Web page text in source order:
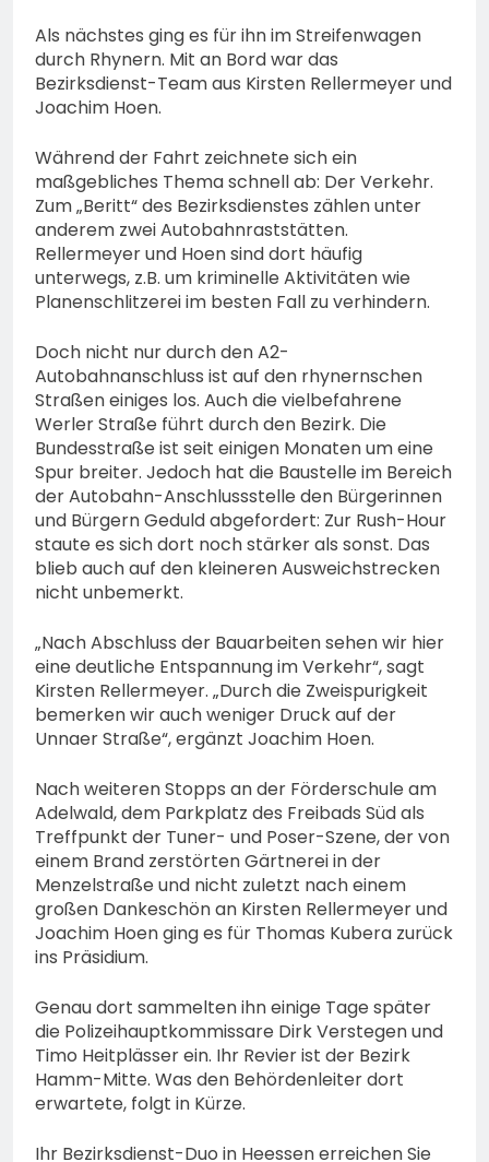
Als nächstes ging es für ihn im Streifenwagen
durch Rhynern. Mit an Bord war das
Bezirksdienst-Team aus Kirsten Rellermeyer und
Joachim Hoen.
Während der Fahrt zeichnete sich ein
maßgebliches Thema schnell ab: Der Verkehr.
Zum „Beritt“ des Bezirksdienstes zählen unter
anderem zwei Autobahnraststätten.
Rellermeyer und Hoen sind dort häufig
unterwegs, z.B. um kriminelle Aktivitäten wie
Planenschlitzerei im besten Fall zu verhindern.
Doch nicht nur durch den A2-
Autobahnanschluss ist auf den rhynernschen
Straßen einiges los. Auch die vielbefahrene
Werler Straße führt durch den Bezirk. Die
Bundesstraße ist seit einigen Monaten um eine
Spur breiter. Jedoch hat die Baustelle im Bereich
der Autobahn-Anschlussstelle den Bürgerinnen
und Bürgern Geduld abgefordert: Zur Rush-Hour
staute es sich dort noch stärker als sonst. Das
blieb auch auf den kleineren Ausweichstrecken
nicht unbemerkt.
„Nach Abschluss der Bauarbeiten sehen wir hier
eine deutliche Entspannung im Verkehr“, sagt
Kirsten Rellermeyer. „Durch die Zweispurigkeit
bemerken wir auch weniger Druck auf der
Unnaer Straße“, ergänzt Joachim Hoen.
Nach weiteren Stopps an der Förderschule am
Adelwald, dem Parkplatz des Freibads Süd als
Treffpunkt der Tuner- und Poser-Szene, der von
einem Brand zerstörten Gärtnerei in der
Menzelstraße und nicht zuletzt nach einem
großen Dankeschön an Kirsten Rellermeyer und
Joachim Hoen ging es für Thomas Kubera zurück
ins Präsidium.
Genau dort sammelten ihn einige Tage später
die Polizeihauptkommissare Dirk Verstegen und
Timo Heitplässer ein. Ihr Revier ist der Bezirk
Hamm-Mitte. Was den Behördenleiter dort
erwartete, folgt in Kürze.
Ihr Bezirksdienst-Duo in Heessen erreichen Sie